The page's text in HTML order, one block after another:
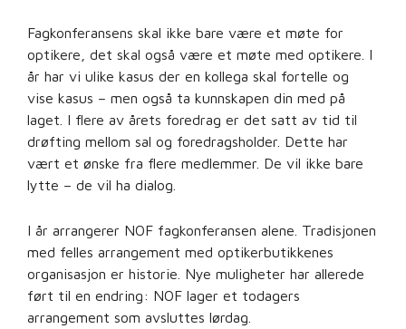
Fagkonferansens skal ikke bare være et møte for
optikere, det skal også være et møte med optikere. I
år har vi ulike kasus der en kollega skal fortelle og
vise kasus – men også ta kunnskapen din med på
laget. I flere av årets foredrag er det satt av tid til
drøfting mellom sal og foredragsholder. Dette har
vært et ønske fra flere medlemmer. De vil ikke bare
lytte – de vil ha dialog.
I år arrangerer NOF fagkonferansen alene. Tradisjonen
med felles arrangement med optikerbutikkenes
organisasjon er historie. Nye muligheter har allerede
ført til en endring: NOF lager et todagers
arrangement som avsluttes lørdag.